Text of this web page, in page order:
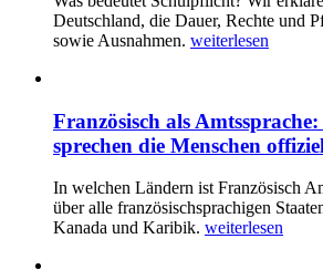
Deutschland, die Dauer, Rechte und
sowie Ausnahmen. weiterlesen
Französisch als
sprechen die Menschen
In welchen Ländern ist Französisch
über alle französischsprachigen
Kanada und Karibik. weiterlesen